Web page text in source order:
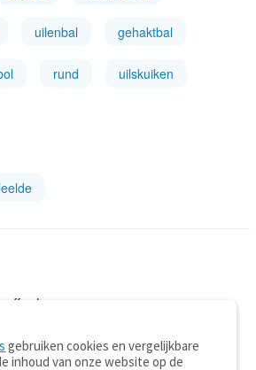
uilenbal gehaktbal
rund uilskuiken
gebruiken cookies en vergelijkbare
inhoud van onze website op de